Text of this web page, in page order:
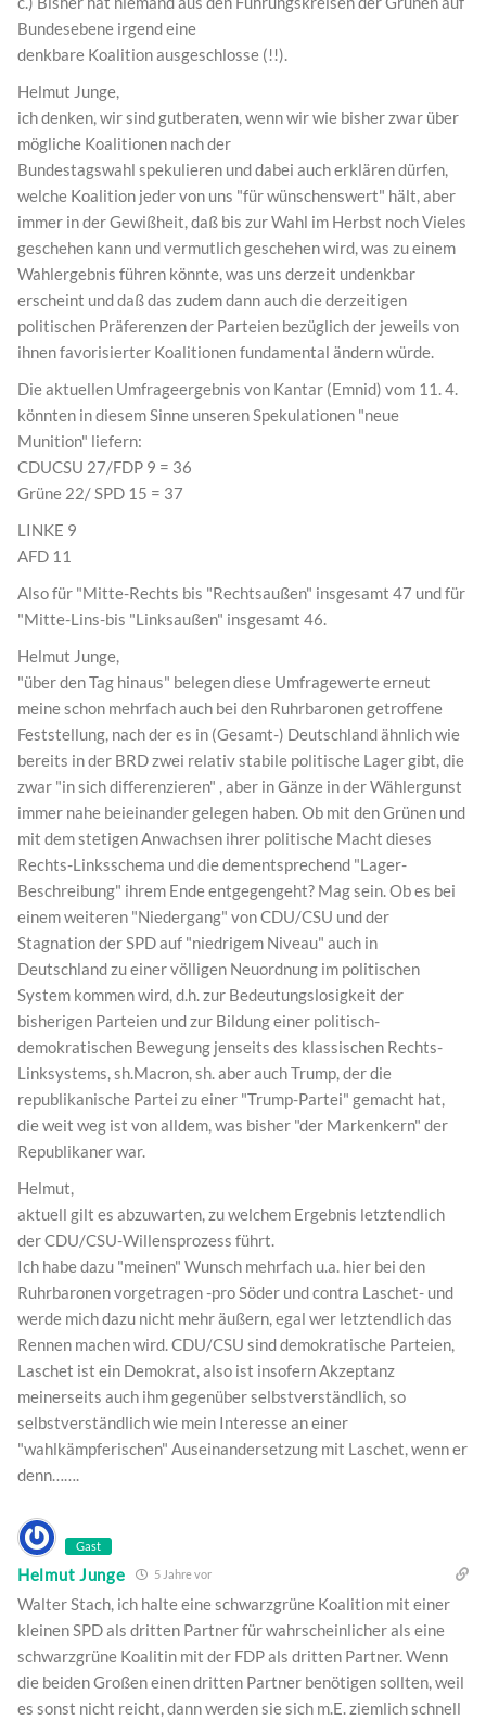
Bundesebene irgend eine
denkbare Koalition ausgeschlosse (!!).
Helmut Junge,
ich denken, wir sind gutberaten, wenn wir wie bisher zwar über
mögliche Koalitionen nach der
Bundestagswahl spekulieren und dabei auch erklären dürfen,
welche Koalition jeder von uns "für wünschenswert" hält, aber
immer in der Gewißheit, daß bis zur Wahl im Herbst noch Vieles
geschehen kann und vermutlich geschehen wird, was zu einem
Wahlergebnis führen könnte, was uns derzeit undenkbar
erscheint und daß das zudem dann auch die derzeitigen
politischen Präferenzen der Parteien bezüglich der jeweils von
ihnen favorisierter Koalitionen fundamental ändern würde.
Die aktuellen Umfrageergebnis von Kantar (Emnid) vom 11. 4.
könnten in diesem Sinne unseren Spekulationen "neue
Munition" liefern:
CDUCSU 27/FDP 9 = 36
Grüne 22/ SPD 15 = 37
LINKE 9
AFD 11
Also für "Mitte-Rechts bis "Rechtsaußen" insgesamt 47 und für
"Mitte-Lins-bis "Linksaußen" insgesamt 46.
Helmut Junge,
"über den Tag hinaus" belegen diese Umfragewerte erneut
meine schon mehrfach auch bei den Ruhrbaronen getroffene
Feststellung, nach der es in (Gesamt-) Deutschland ähnlich wie
bereits in der BRD zwei relativ stabile politische Lager gibt, die
zwar "in sich differenzieren" , aber in Gänze in der Wählergunst
immer nahe beieinander gelegen haben. Ob mit den Grünen und
mit dem stetigen Anwachsen ihrer politische Macht dieses
Rechts-Linksschema und die dementsprechend "Lager-
Beschreibung" ihrem Ende entgegengeht? Mag sein. Ob es bei
einem weiteren "Niedergang" von CDU/CSU und der
Stagnation der SPD auf "niedrigem Niveau" auch in
Deutschland zu einer völligen Neuordnung im politischen
System kommen wird, d.h. zur Bedeutungslosigkeit der
bisherigen Parteien und zur Bildung einer politisch-
demokratischen Bewegung jenseits des klassischen Rechts-
Linksystems, sh.Macron, sh. aber auch Trump, der die
republikanische Partei zu einer "Trump-Partei" gemacht hat,
die weit weg ist von alldem, was bisher "der Markenkern" der
Republikaner war.
Helmut,
aktuell gilt es abzuwarten, zu welchem Ergebnis letztendlich
der CDU/CSU-Willensprozess führt.
Ich habe dazu "meinen" Wunsch mehrfach u.a. hier bei den
Ruhrbaronen vorgetragen -pro Söder und contra Laschet- und
werde mich dazu nicht mehr äußern, egal wer letztendlich das
Rennen machen wird. CDU/CSU sind demokratische Parteien,
Laschet ist ein Demokrat, also ist insofern Akzeptanz
meinerseits auch ihm gegenüber selbstverständlich, so
selbstverständlich wie mein Interesse an einer
"wahlkämpferischen" Auseinandersetzung mit Laschet, wenn er
denn…….
Gast
Helmut Junge 5 Jahre vor
Walter Stach, ich halte eine schwarzgrüne Koalition mit einer
kleinen SPD als dritten Partner für wahrscheinlicher als eine
schwarzgrüne Koalitin mit der FDP als dritten Partner. Wenn
die beiden Großen einen dritten Partner benötigen sollten, weil
es sonst nicht reicht, dann werden sie sich m.E. ziemlich schnell